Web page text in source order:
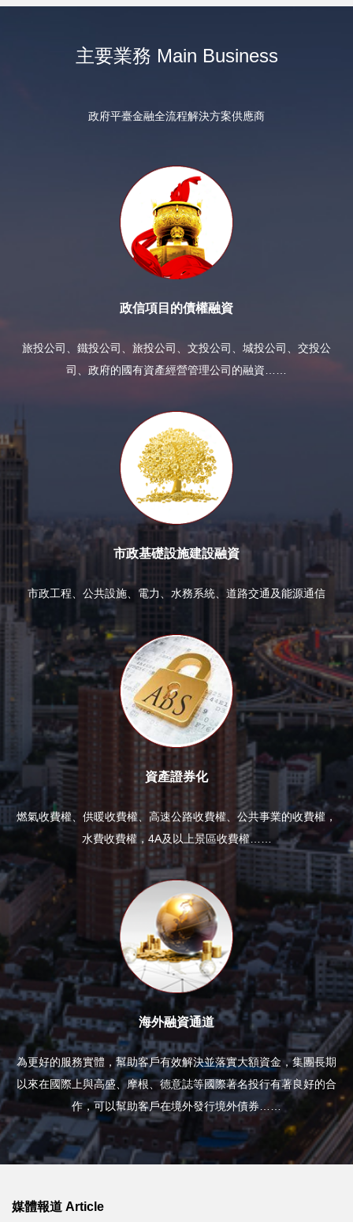
主要業務 Main Business
政府平臺金融全流程解決方案供應商
政信項目的債權融資
旅投公司、鐵投公司、旅投公司、文投公司、城投公司、交投公
司、政府的國有資產經營管理公司的融資……
市政基礎設施建設融資
市政工程、公共設施、電力、水務系統、道路交通及能源通信
資產證券化
燃氣收費權、供暖收費權、高速公路收費權、公共事業的收費權，
水費收費權，4A及以上景區收費權……
海外融資通道
為更好的服務實體，幫助客戶有效解決並落實大額資金，集團長期
以來在國際上與高盛、摩根、德意誌等國際著名投行有著良好的合
作，可以幫助客戶在境外發行境外債券……
媒體報道 Article